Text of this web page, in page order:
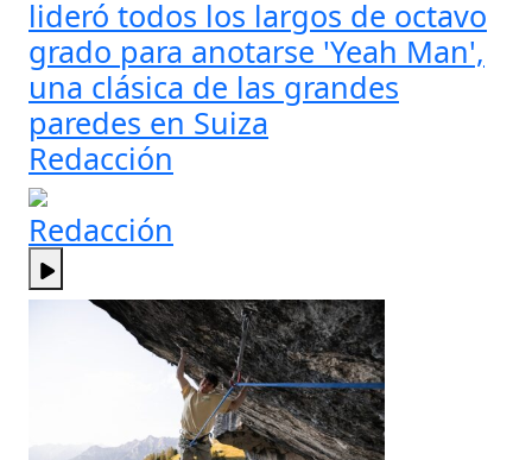
lideró todos los largos de octavo
grado para anotarse 'Yeah Man',
una clásica de las grandes
paredes en Suiza
Redacción
Redacción